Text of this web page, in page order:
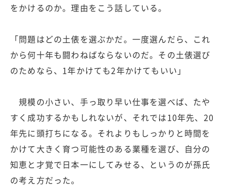
をかけるのか。理由をこう話している。
「問題はどの土俵を選ぶかだ。一度選んだら、これ
から何十年も闘わねばならないのだ。その土俵選び
のためなら、1年かけても2年かけてもいい」
規模の小さい、手っ取り早い仕事を選べば、たや
すく成功するかもしれないが、それでは10年先、20
年先に頭打ちになる。それよりもしっかりと時間を
かけて大きく育つ可能性のある業種を選び、自分の
知恵と才覚で日本一にしてみせる、というのが孫氏
の考え方だった。